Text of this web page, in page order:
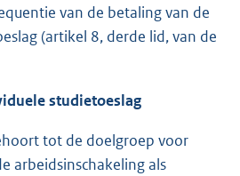
van de betaling van de
(artikel 8, derde lid, van de
studietoeslag
tot de doelgroep voor
arbeidsinschakeling als